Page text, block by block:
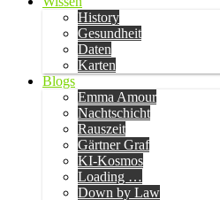
History
Gesundheit
Daten
Karten
Blogs
Emma Amour
Nachtschicht
Rauszeit
Gärtner Graf
KI-Kosmos
Loading …
Down by Law